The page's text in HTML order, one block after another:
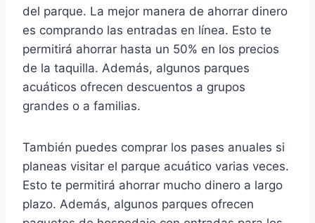
del parque. La mejor manera de ahorrar dinero
es comprando las entradas en línea. Esto te
permitirá ahorrar hasta un 50% en los precios
de la taquilla. Además, algunos parques
acuáticos ofrecen descuentos a grupos
grandes o a familias.
También puedes comprar los pases anuales si
planeas visitar el parque acuático varias veces.
Esto te permitirá ahorrar mucho dinero a largo
plazo. Además, algunos parques ofrecen